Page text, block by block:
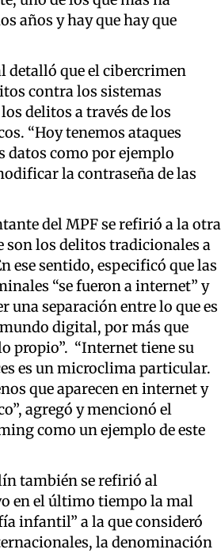
años y hay que hay que
detalló que el cibercrimen
contra los sistemas
delitos a través de los
“Hoy tenemos ataques
datos como por ejemplo
la contraseña de las
del MPF se refirió a la otra
son los delitos tradicionales a
ese sentido, especificó que las
“se fueron a internet” y
una separación entre lo que es
digital, por más que
propio”. “Internet tiene su
es un microclima particular.
que aparecen en internet y
agregó y mencionó el
como un ejemplo de este
también se refirió al
en el último tiempo la mal
infantil” a la que consideró
la denominación